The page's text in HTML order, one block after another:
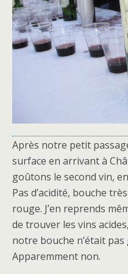
Après notre petit
surface en arrivant à
goûtons le second vin,
Pas d’acidité, bouche
rouge. J’en reprends
de trouver les vins
notre bouche n’était
Apparemment non.